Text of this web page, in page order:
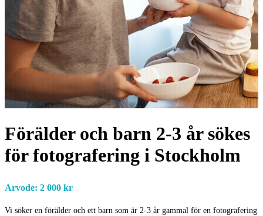
Förälder och barn 2-3 år sökes
för fotografering i Stockholm
Arvode: 2 000 kr
Vi söker en förälder och ett barn som är 2-3 år gammal för en fotografering